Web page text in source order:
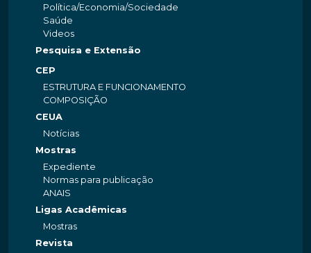
Política/Economia/Sociedade
Saúde
Videos
Pesquisa e Extensão
CEP
ESTRUTURA E FUNCIONAMENTO
COMPOSIÇÃO
CEUA
Notícias
Mostras
Expediente
Normas para publicação
ANAIS
Ligas Acadêmicas
Mostras
Revista